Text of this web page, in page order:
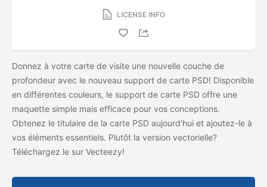
LICENSE INFO
Donnez à votre carte de visite une nouvelle couche de
profondeur avec le nouveau support de carte PSD! Disponible
en différentes couleurs, le support de carte PSD offre une
maquette simple mais efficace pour vos conceptions.
Obtenez le titulaire de la carte PSD aujourd'hui et ajoutez-le à
vos éléments essentiels. Plutôt la version vectorielle?
Téléchargez le sur Vecteezy!